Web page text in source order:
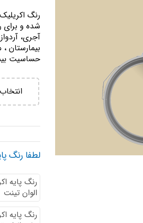
رنگ
شده و برای
بيمارستان
حساسيت
لطفا رنگ
رنگ پایه
الوان تینت
رنگ پایه